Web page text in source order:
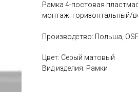
Рамка 4-постовая
монтаж: горизонтальный/
Производство: Польша,
Цвет: Серый матовый
Вид изделия: Рамки